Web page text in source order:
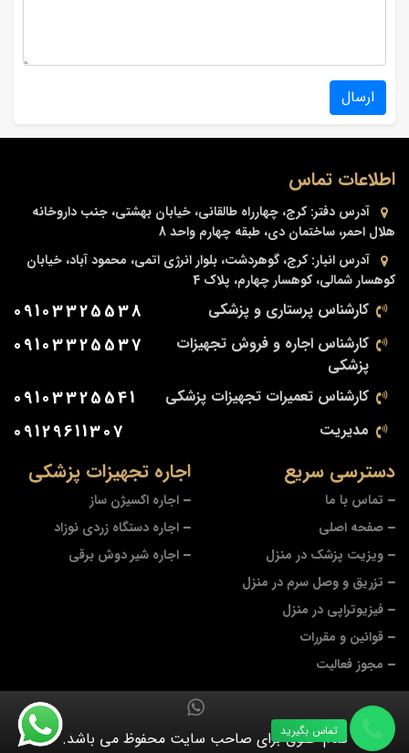
ارسال
اجاره تجهیزات پزشکی
اجاره اکسیژن ساز
اجاره دستگاه زردی نوزاد
اجاره شیر دوش برقی
دسترسی سریع
تماس با ما
صفحه اصلی
ویزیت پزشک در منزل
تزریق و وصل سرم در منزل
فیزیوتراپی در منزل
قوانین و مقررات
مجوز فعالیت
اطلاعات تماس
آدرس دفتر: کرج، چهارراه طالقانی، خیابان بهشتی، جنب داروخانه
هلال احمر، ساختمان دی، طبقه چهارم واحد 8
آدرس انبار: کرج، گوهردشت، بلوار انرژی اتمی، محمود آباد، خیابان
کوهسار شمالی، کوهسار چهارم، پلاک 4
کارشناس پرستاری و پزشکی 09103325538
کارشناس اجاره و فروش تجهیزات
پزشکی
09103325537
کارشناس تعمیرات تجهیزات پزشکی 09103325541
مدیریت 09129611307
تمام حقوق برای صاحب سایت محفوظ می باشد.
تماس بگیرید